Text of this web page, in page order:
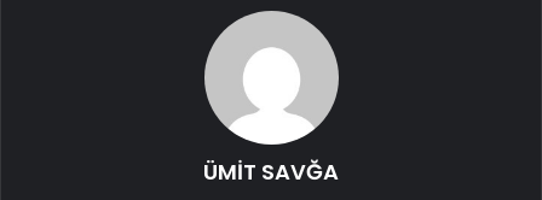
ÜMİT SAVĞA